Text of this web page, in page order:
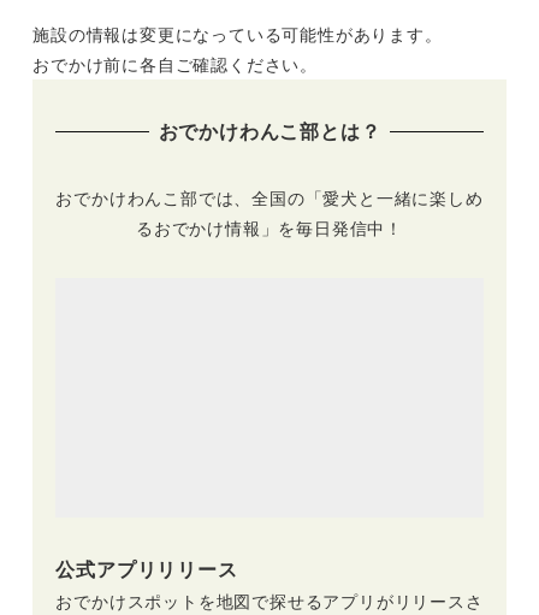
犬とマルシェやキッ
チンカーグルメを堪
文化村）10/16
縄までウィズペット
ルーム・ペットルー
施設の情報は変更になっている可能性があります。
おでかけ前に各自ご確認ください。
おでかけわんこ部とは？
おでかけわんこ部では、全国の「愛犬と一緒に楽しめ
るおでかけ情報」を毎日発信中！
公式アプリリリース
おでかけスポットを地図で探せるアプリがリリースさ